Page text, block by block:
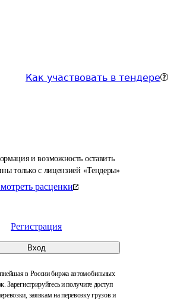
Как участвовать в тендере
и возможность оставить
только с лицензией «Тендеры»
расценки
Регистрация
Вход
в России биржа автомобильных
Зарегистрируйтесь и получите доступ
заявкам на перевозку грузов и